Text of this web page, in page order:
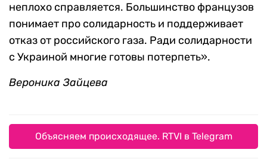
неплохо справляется. Большинство французов
понимает про солидарность и поддерживает
отказ от российского газа. Ради солидарности
с Украиной многие готовы потерпеть».
Вероника Зайцева
Объясняем происходящее. RTVI в Telegram